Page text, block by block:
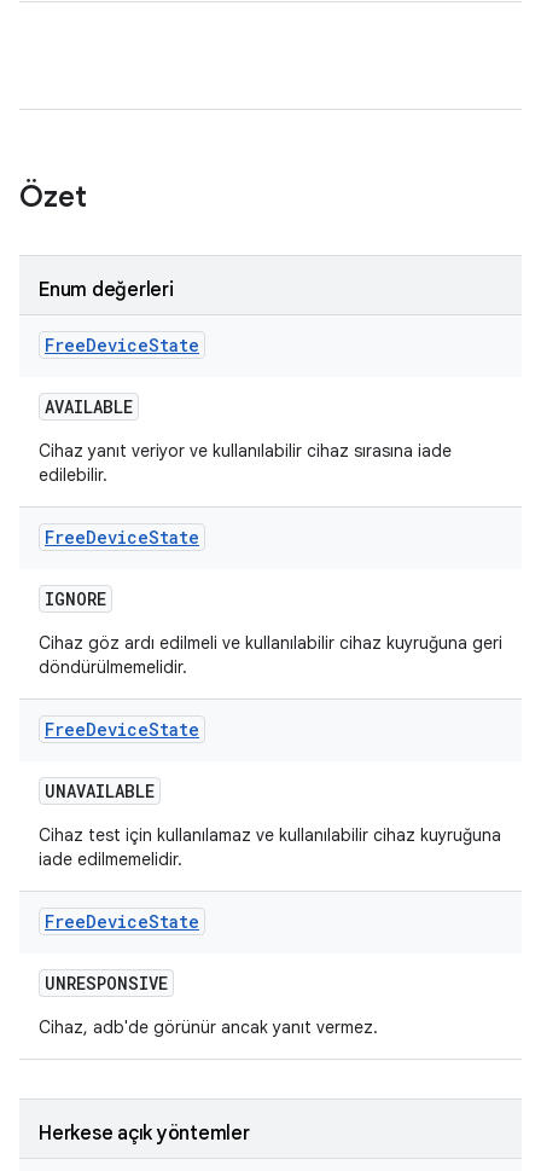
Özet
Enum değerleri
FreeDeviceState
AVAILABLE
Cihaz yanıt veriyor ve kullanılabilir cihaz sırasına iade
edilebilir.
FreeDeviceState
IGNORE
Cihaz göz ardı edilmeli ve kullanılabilir cihaz kuyruğuna geri
döndürülmemelidir.
FreeDeviceState
UNAVAILABLE
Cihaz test için kullanılamaz ve kullanılabilir cihaz kuyruğuna
iade edilmemelidir.
FreeDeviceState
UNRESPONSIVE
Cihaz, adb'de görünür ancak yanıt vermez.
Herkese açık yöntemler